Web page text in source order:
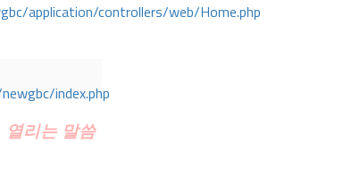
application/controllers/web/Home.php
index.php
열리는 말씀